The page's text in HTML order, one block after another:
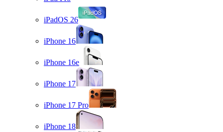
iPadOS 26
iPhone 16
iPhone 16e
iPhone 17
iPhone 17 Pro
iPhone 18